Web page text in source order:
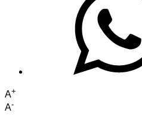
A+
A-